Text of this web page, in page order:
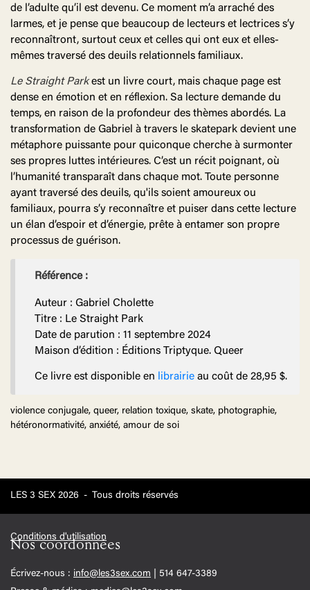
de l’adulte qu’il est devenu. Ce moment m’a arraché des
larmes, et je pense que beaucoup de lecteurs et lectrices s’y
reconnaîtront, surtout ceux et celles qui ont eux et elles-
mêmes traversé des deuils relationnels familiaux.
Le Straight Parkest un livre court, mais chaque page est
dense en émotion et en réflexion. Sa lecture demande du
temps, en raison de la profondeur des thèmes abordés. La
transformation de Gabriel à travers le skatepark devient une
métaphore puissante pour quiconque cherche à surmonter
ses propres luttes intérieures. C’est un récit poignant, où
l’humanité transparaît dans chaque mot. Toute personne
ayant traversé des deuils, qu'ils soient amoureux ou
familiaux, pourra s’y reconnaître et puiser dans cette lecture
un élan d’espoir et d’énergie, prête à entamer son propre
processus de guérison.
Référence :
Auteur : Gabriel Cholette
Titre : Le Straight Park
Date de parution : 11 septembre 2024
Maison d’édition : Éditions Triptyque. Queer
Ce livre est disponible en librairie au coût de 28,95 $.
violence conjugale, queer, relation toxique, skate, photographie,
hétéronormativité, anxiété, amour de soi
LES 3 SEX 2026 - Tous droits réservés
Conditions d'utilisation
Nos coordonnées
Écrivez-nous : info@les3sex.com | 514 647-3389